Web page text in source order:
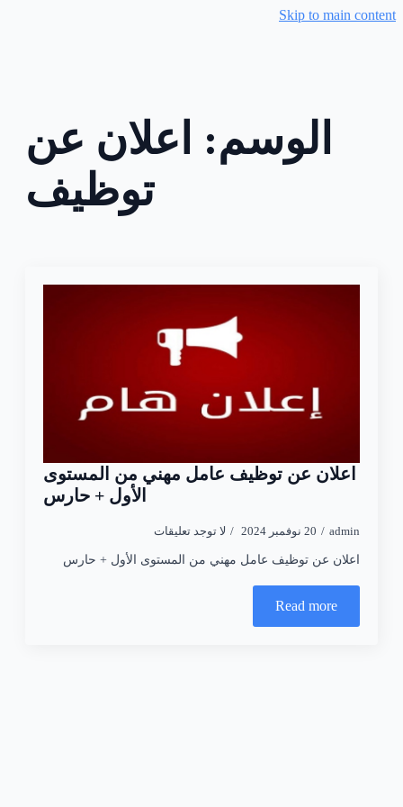
Skip to main content
الوسم: اعلان عن
توظيف
اعلان عن توظيف عامل مهني من المستوى
الأول + حارس
admin 20 نوفمبر 2024 لا توجد تعليقات
اعلان عن توظيف عامل مهني من المستوى الأول + حارس
Read more